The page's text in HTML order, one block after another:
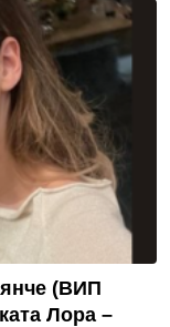
(ВИП
Лора –